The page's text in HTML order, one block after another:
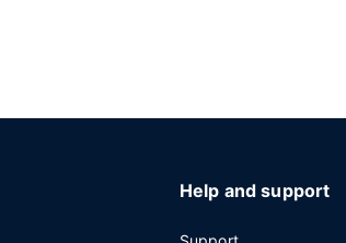
Help and support